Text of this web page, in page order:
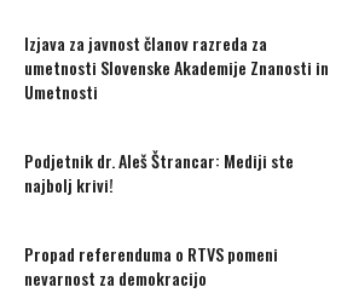
Izjava za javnost članov razreda za
umetnosti Slovenske Akademije Znanosti in
Umetnosti
Podjetnik dr. Aleš Štrancar: Mediji ste
najbolj krivi!
Propad referenduma o RTVS pomeni
nevarnost za demokracijo